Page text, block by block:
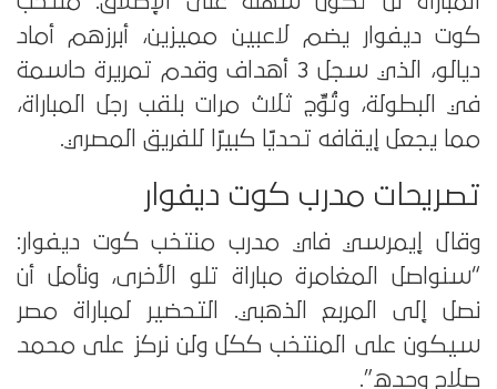
كوت ديفوار يضم لاعبين مميزين، أبرزهم أماد
ديالو، الذي سجل 3 أهداف وقدم تمريرة حاسمة
في البطولة، وتُوِّج ثلاث مرات بلقب رجل المباراة،
مما يجعل إيقافه تحديًا كبيرًا للفريق المصري.
تصريحات مدرب كوت ديفوار
وقال إيمرسي فاي مدرب منتخب كوت ديفوار:
“سنواصل المغامرة مباراة تلو الأخرى، ونأمل أن
نصل إلى المربع الذهبي. التحضير لمباراة مصر
سيكون على المنتخب ككل ولن نركز على محمد
صلاح وحده”.